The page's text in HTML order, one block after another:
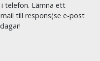
telefon. Lämna ett
till respons(se e-post